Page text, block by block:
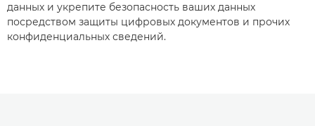
данных и укрепите безопасность ваших данных
посредством защиты цифровых документов и прочих
конфиденциальных сведений.